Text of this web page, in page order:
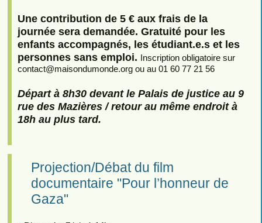
Une contribution de 5 € aux frais de la
journée sera demandée. Gratuité pour les
enfants accompagnés, les étudiant.e.s et les
personnes sans emploi. Inscription obligatoire sur
contact@maisondumonde.org ou au 01 60 77 21 56
Départ à 8h30 devant le Palais de justice au 9
rue des Mazières / retour au même endroit à
18h au plus tard.
Projection/Débat du film
documentaire "Pour l’honneur de
Gaza"